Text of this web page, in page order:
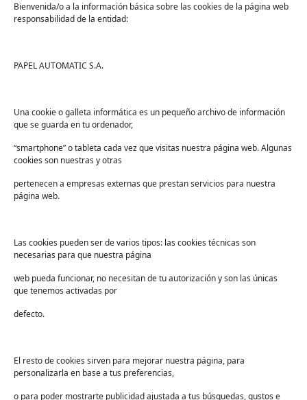
Bienvenida/o a la información básica sobre las cookies de la página web
responsabilidad de la entidad:
PAPEL AUTOMATIC S.A.
Una cookie o galleta informática es un pequeño archivo de información
que se guarda en tu ordenador,
“smartphone” o tableta cada vez que visitas nuestra página web. Algunas
cookies son nuestras y otras
pertenecen a empresas externas que prestan servicios para nuestra
página web.
Las cookies pueden ser de varios tipos: las cookies técnicas son
necesarias para que nuestra página
web pueda funcionar, no necesitan de tu autorización y son las únicas
que tenemos activadas por
defecto.
El resto de cookies sirven para mejorar nuestra página, para
personalizarla en base a tus preferencias,
o para poder mostrarte publicidad ajustada a tus búsquedas, gustos e
Sanidad
Educación
Centros deportivos
Servicios
Industria alimentaria
Tienda PAPELMATIC
Lista de deseos
Términos y condiciones
Devoluciones
Suscríbete para recibir noticias exclusivas y ofertas.
Correo
electrónico*